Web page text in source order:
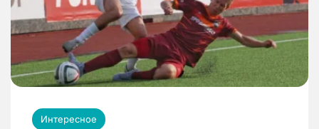
Интересное